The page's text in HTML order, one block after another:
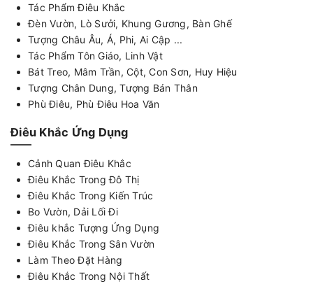
Tác Phẩm Điêu Khắc
Đèn Vườn, Lò Sưởi, Khung Gương, Bàn Ghế
Tượng Châu Âu, Á, Phi, Ai Cập ...
Tác Phẩm Tôn Giáo, Linh Vật
Bát Treo, Mâm Trần, Cột, Con Sơn, Huy Hiệu
Tượng Chân Dung, Tượng Bán Thân
Phù Điêu, Phù Điêu Hoa Văn
Điêu Khắc Ứng Dụng
Cảnh Quan Điêu Khắc
Điêu Khắc Trong Đô Thị
Điêu Khắc Trong Kiến Trúc
Bo Vườn, Dải Lối Đi
Điêu khắc Tượng Ứng Dụng
Điêu Khắc Trong Sân Vườn
Làm Theo Đặt Hàng
Điêu Khắc Trong Nội Thất